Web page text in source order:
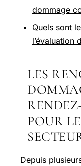
dommage
Quels sont
l’évaluation
LES
POUR
Depuis